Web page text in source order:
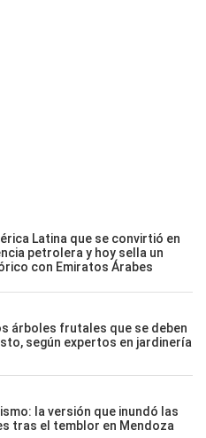
Latina que se convirtió en
petrolera y hoy sella un
con Emiratos Árabes
árboles frutales que se deben
según expertos en jardinería
la versión que inundó las
tras el temblor en Mendoza